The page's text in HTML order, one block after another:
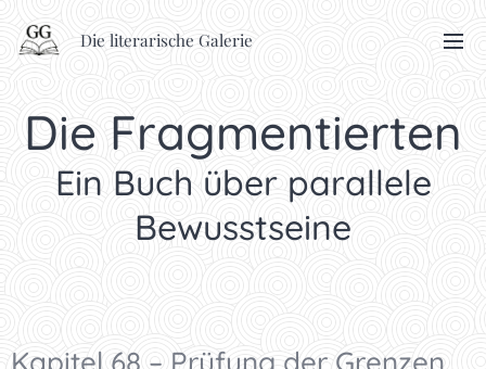
Die literarische Galerie
Die Fragmentierten
Ein Buch über parallele
Bewusstseine